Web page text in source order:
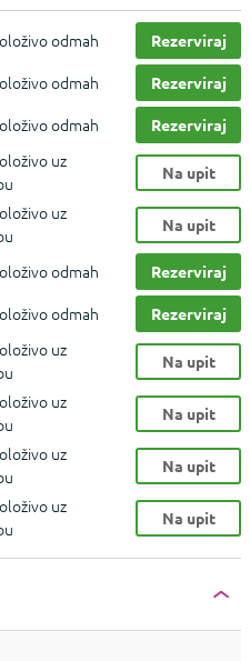
odmah Rezerviraj
odmah Rezerviraj
odmah Rezerviraj
uz
Na upit
uz
Na upit
odmah Rezerviraj
odmah Rezerviraj
uz
Na upit
uz
Na upit
uz
Na upit
uz
Na upit